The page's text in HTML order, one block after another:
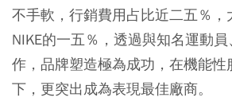
不手軟，行銷費用占比近二五％，
NIKE的一五％，透過與知名運動
作，品牌塑造極為成功，在機能
下，更突出成為表現最佳廠商。